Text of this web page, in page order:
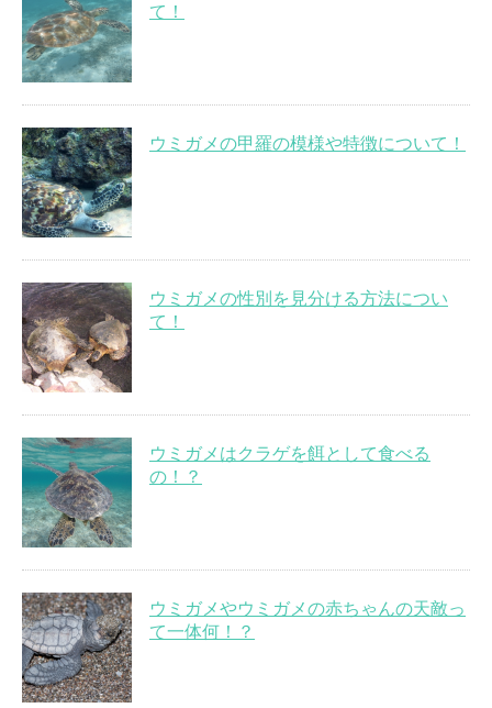
て！
ウミガメの甲羅の模様や特徴について！
ウミガメの性別を見分ける方法につい
て！
ウミガメはクラゲを餌として食べる
の！？
ウミガメやウミガメの赤ちゃんの天敵っ
て一体何！？